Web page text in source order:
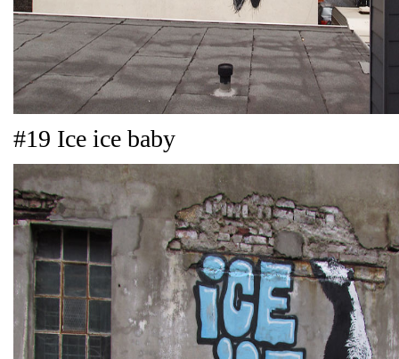
#19 Ice ice baby